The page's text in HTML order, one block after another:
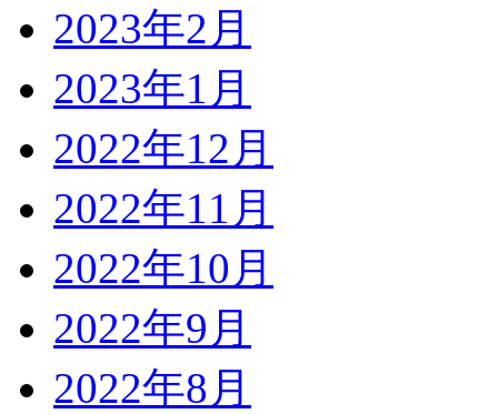
2023年2月
2023年1月
2022年12月
2022年11月
2022年10月
2022年9月
2022年8月